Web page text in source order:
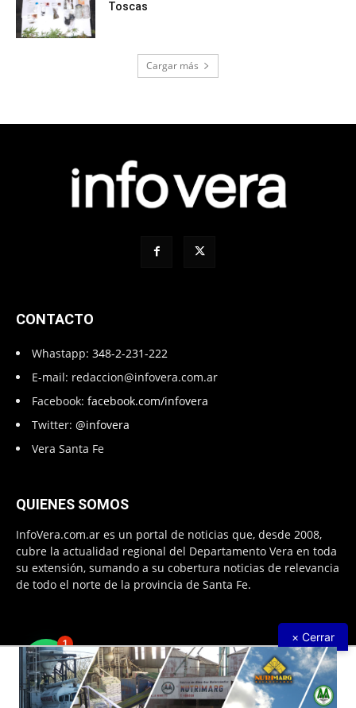
Toscas
Cargar más
CONTACTO
Whastapp: 348-2-231-222
E-mail: redaccion@infovera.com.ar
Facebook: facebook.com/infovera
Twitter: @infovera
Vera Santa Fe
QUIENES SOMOS
InfoVera.com.ar es un portal de noticias que, desde 2008,
cubre la actualidad regional del Departamento Vera en toda
su extensión, sumando a su cobertura noticias de relevancia
de todo el norte de la provincia de Santa Fe.
Todos Los Derechos Reservados © 2008 – 2026. Infovera.com.ar -
Powered byPG Multimedias
× Cerrar
1